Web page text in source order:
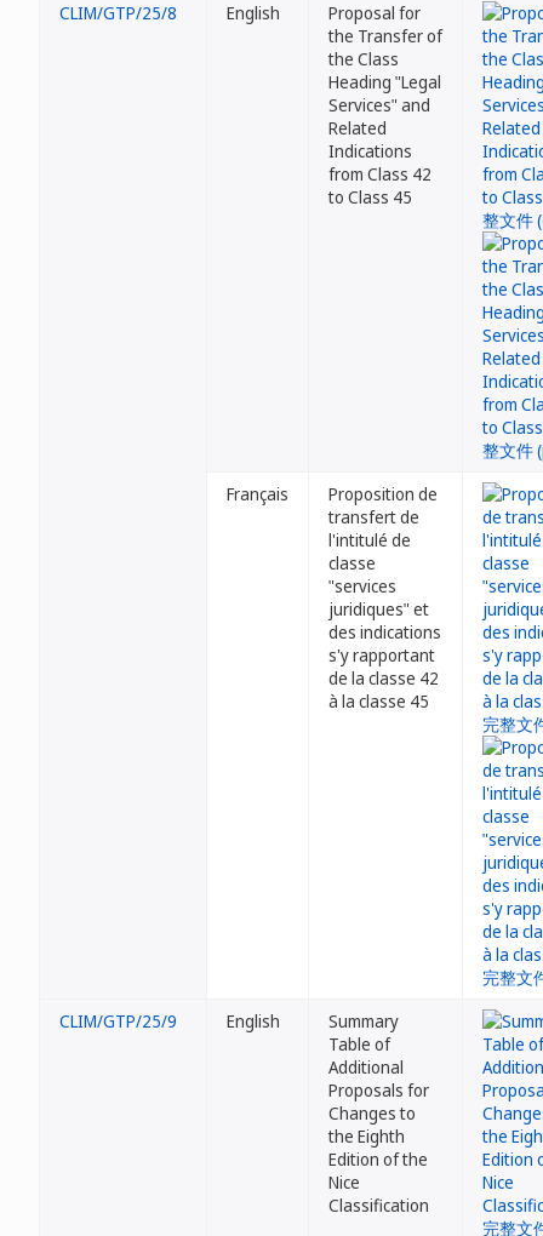
CLIM/GTP/25/8 English
Proposal for
the Transfer of
the Class
Heading "Legal
Services" and
Related
Indications
from Class 42
to Class 45
Français
Proposition de
transfert de
l'intitulé de
classe
"services
juridiques" et
des indications
s'y rapportant
de la classe 42
à la classe 45
CLIM/GTP/25/9 English
Summary
Table of
Additional
Proposals for
Changes to
the Eighth
Edition of the
Nice
Classification